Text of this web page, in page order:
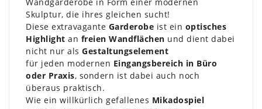
Skulptur, die ihres gleichen sucht!
Diese extravagante Garderobe ist ein optisches
Highlight an freien Wandflächen und dient dabei
nicht nur als Gestaltungselement
für jeden modernen Eingangsbereich in Büro
oder Praxis, sondern ist dabei auch noch
überaus praktisch.
Wie ein willkürlich gefallenes Mikadospiel